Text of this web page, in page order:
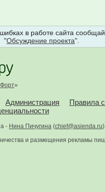
в работе сайта
"Обсуждение проекта".
»
Администрация
Правила
- Нина Пичугина (chief@asienda.ru)
и размещения рекламы